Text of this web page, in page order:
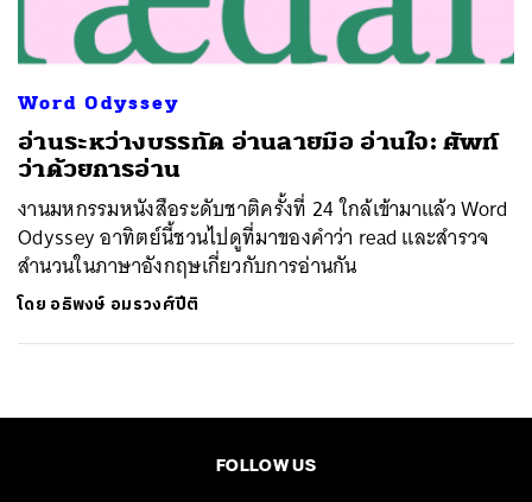
Word Odyssey
อ่านระหว่างบรรทัด อ่านลายมือ อ่านใจ: ศัพท์
ว่าด้วยการอ่าน
งานมหกรรมหนังสือระดับชาติครั้งที่ 24 ใกล้เข้ามาแล้ว Word
Odyssey อาทิตย์นี้ชวนไปดูที่มาของคำว่า read และสำรวจ
สำนวนในภาษาอังกฤษเกี่ยวกับการอ่านกัน
โดย อธิพงษ์ อมรวงศ์ปีติ
FOLLOW US
SHARE TWEET LINE EMAIL